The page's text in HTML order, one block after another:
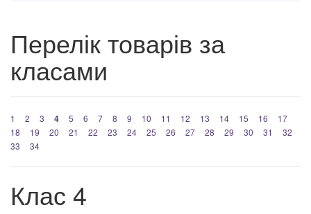
Перелік товарів за
класами
1 2 3 4 5 6 7 8 9 10 11 12 13 14 15 16
17
18
19 20 21 22 23 24 25 26 27 28 29 30 31
32
33
34
Клас 4